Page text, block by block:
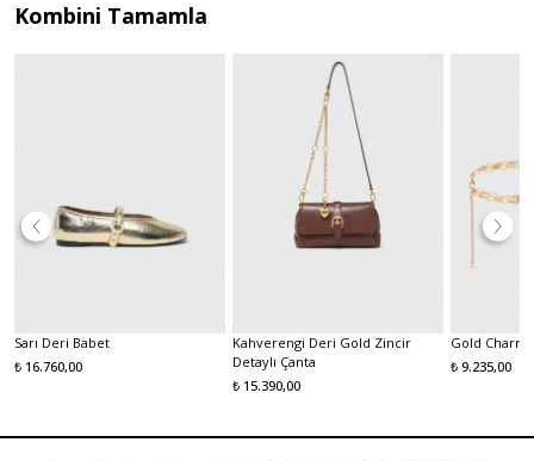
Kombini Tamamla
Sarı Deri Babet
₺ 16.760,00
Kahverengi Deri Gold Zincir
Detaylı Çanta
₺ 15.390,00
Gold Charm
₺ 9.235,00